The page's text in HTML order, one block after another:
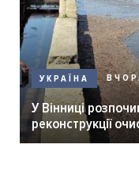
УКРАЇНА
У Вінниці
реконструкції
мер Вінниці.